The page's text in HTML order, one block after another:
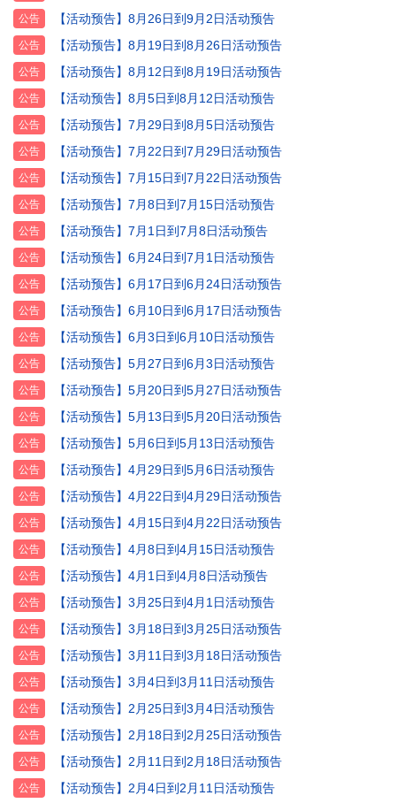
公告 【活动预告】8月26日到9月2日活动预告
公告 【活动预告】8月19日到8月26日活动预告
公告 【活动预告】8月12日到8月19日活动预告
公告 【活动预告】8月5日到8月12日活动预告
公告 【活动预告】7月29日到8月5日活动预告
公告 【活动预告】7月22日到7月29日活动预告
公告 【活动预告】7月15日到7月22日活动预告
公告 【活动预告】7月8日到7月15日活动预告
公告 【活动预告】7月1日到7月8日活动预告
公告 【活动预告】6月24日到7月1日活动预告
公告 【活动预告】6月17日到6月24日活动预告
公告 【活动预告】6月10日到6月17日活动预告
公告 【活动预告】6月3日到6月10日活动预告
公告 【活动预告】5月27日到6月3日活动预告
公告 【活动预告】5月20日到5月27日活动预告
公告 【活动预告】5月13日到5月20日活动预告
公告 【活动预告】5月6日到5月13日活动预告
公告 【活动预告】4月29日到5月6日活动预告
公告 【活动预告】4月22日到4月29日活动预告
公告 【活动预告】4月15日到4月22日活动预告
公告 【活动预告】4月8日到4月15日活动预告
公告 【活动预告】4月1日到4月8日活动预告
公告 【活动预告】3月25日到4月1日活动预告
公告 【活动预告】3月18日到3月25日活动预告
公告 【活动预告】3月11日到3月18日活动预告
公告 【活动预告】3月4日到3月11日活动预告
公告 【活动预告】2月25日到3月4日活动预告
公告 【活动预告】2月18日到2月25日活动预告
公告 【活动预告】2月11日到2月18日活动预告
公告 【活动预告】2月4日到2月11日活动预告